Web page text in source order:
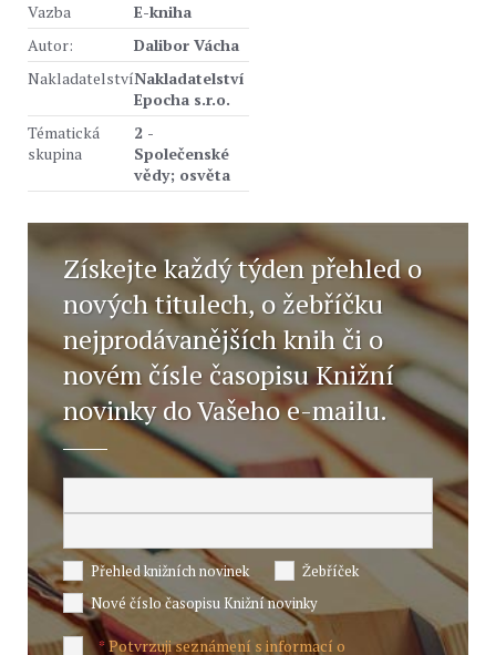
Vazba
E-kniha
Autor:
Dalibor Vácha
NakladatelstvíNakladatelství
Epocha s.r.o.
Tématická
skupina
2 -
Společenské
vědy; osvěta
Získejte každý týden přehled o
nových titulech, o žebříčku
nejprodávanějších knih či o
novém čísle časopisu Knižní
novinky do Vašeho e-mailu.
Přehled knižních novinek
Žebříček
Nové číslo časopisu Knižní novinky
*Potvrzuji seznámení s informací o